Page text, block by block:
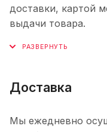
доставки, картой
выдачи товара.
Доставка
Мы ежедневно